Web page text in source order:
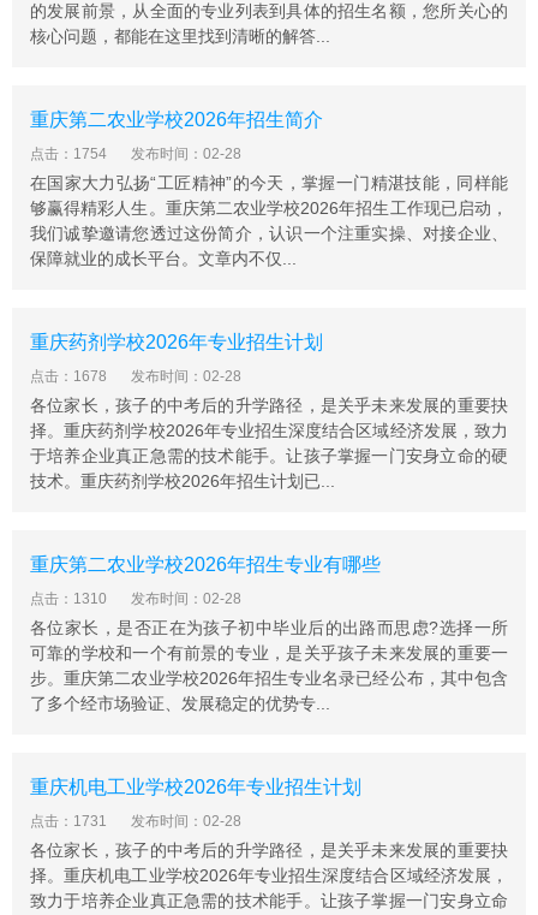
学校办学理念先进，实验实训条件好，教学质量高，曾获
位”，市民政局2012年表彰的民办先进单位。
重庆知行卫生学校荣誉
党支部获石油路党工委先进党支部，“五个好”先进党组
织、渝中区委“两新”先进基层党组织等荣誉称号。
学校校长荣获重庆市教委2010年民办教育先进个人，获20
10年渝中区委区府第二届优秀中国特色社会主义建设者称
干部也获取多个优秀共产党员和先进党务工作者称号。
在2013年上半年由市教委、市卫生局联合组织的护理专业
设置评估检查中获全市第一名，我校2010级3名学生参加
全市护理技能大赛，一人获二等奖，一人获三等奖。
2010级胡倩同学获全国护理技能大赛三等奖。
重庆知行卫生学校毕业待遇
学制三年，符合毕业条件者，毕业时颁发重庆市教育委员
2、学生资助政策。按重庆市关于中职学生资助的相关政
策规定执行。
3、奖助学金待遇。学校设立“陶行知奖”，对品学兼优学生
进行奖励，对贫困学生发放助学金。
向选择就业。近几年我校毕业生一次性就业率在95%以
报名预约
需提前通过学校官网或招生电话预约，节假日和周末需特
别注意预约要求。
的发展前景，从全面的专业列表到具体的招生名额，您所关心的
核心问题，都能在这里找到清晰的解答...
重庆第二农业学校2026年招生简介
点击：1754 发布时间：02-28
在国家大力弘扬“工匠精神”的今天，掌握一门精湛技能，同样能
够赢得精彩人生。重庆第二农业学校2026年招生工作现已启动，
我们诚挚邀请您透过这份简介，认识一个注重实操、对接企业、
保障就业的成长平台。文章内不仅...
重庆药剂学校2026年专业招生计划
点击：1678 发布时间：02-28
各位家长，孩子的中考后的升学路径，是关乎未来发展的重要抉
择。重庆药剂学校2026年专业招生深度结合区域经济发展，致力
于培养企业真正急需的技术能手。让孩子掌握一门安身立命的硬
技术。重庆药剂学校2026年招生计划已...
重庆第二农业学校2026年招生专业有哪些
点击：1310 发布时间：02-28
各位家长，是否正在为孩子初中毕业后的出路而思虑?选择一所
可靠的学校和一个有前景的专业，是关乎孩子未来发展的重要一
步。重庆第二农业学校2026年招生专业名录已经公布，其中包含
了多个经市场验证、发展稳定的优势专...
重庆机电工业学校2026年专业招生计划
点击：1731 发布时间：02-28
各位家长，孩子的中考后的升学路径，是关乎未来发展的重要抉
择。重庆机电工业学校2026年专业招生深度结合区域经济发展，
致力于培养企业真正急需的技术能手。让孩子掌握一门安身立命